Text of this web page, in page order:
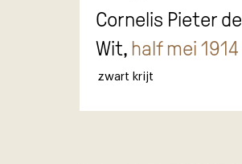
Cornelis Pieter de
Wit, half mei 1914
zwart krijt